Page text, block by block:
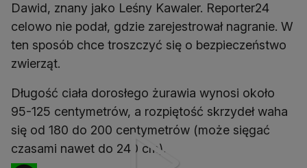
Dawid, znany jako Leśny Kawaler. Reporter24
celowo nie podał, gdzie zarejestrował nagranie. W
ten sposób chce troszczyć się o bezpieczeństwo
zwierząt.
Długość ciała dorosłego żurawia wynosi około
95-125 centymetrów, a rozpiętość skrzydeł waha
się od 180 do 200 centymetrów (może sięgać
czasami nawet do 240 cm).